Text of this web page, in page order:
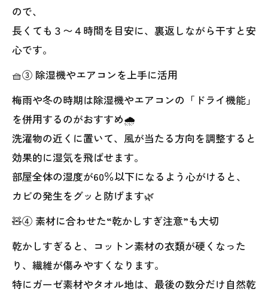
ので、
長くても３〜４時間を目安に、裏返しながら干すと安
心です。
🧺③ 除湿機やエアコンを上手に活用
梅雨や冬の時期は除湿機やエアコンの「ドライ機能」
を併用するのがおすすめ🌧️
洗濯物の近くに置いて、風が当たる方向を調整すると
効果的に湿気を飛ばせます。
部屋全体の湿度が60％以下になるよう心がけると、
カビの発生をグッと防げます🌿
🧸④ 素材に合わせた“乾かしすぎ注意”も大切
乾かしすぎると、コットン素材の衣類が硬くなった
り、繊維が傷みやすくなります。
特にガーゼ素材やタオル地は、最後の数分だけ自然乾